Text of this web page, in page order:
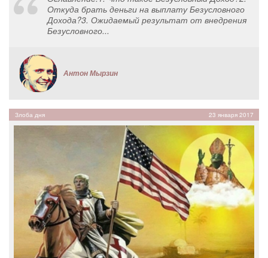
Откуда брать деньги на выплату Безусловного
Дохода?3. Ожидаемый результат от внедрения
Безусловного...
Антон Мырзин
Злоба дня 23 января 2017